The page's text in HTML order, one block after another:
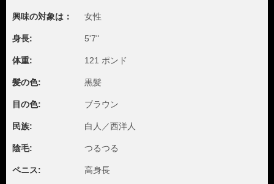
興味の対象は： 女性
身長: 5'7"
体重: 121 ポンド
髪の色: 黒髪
目の色: ブラウン
民族: 白人／西洋人
陰毛: つるつる
ペニス: 高身長